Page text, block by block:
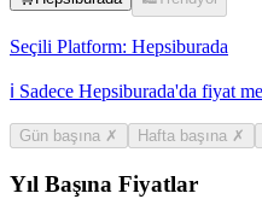
Seçili Platform: Hepsiburada
ℹ️ Sadece Hepsiburada'da fiyat
Gün başına ✗ Hafta başına ✗
Yıl Başına Fiyatlar